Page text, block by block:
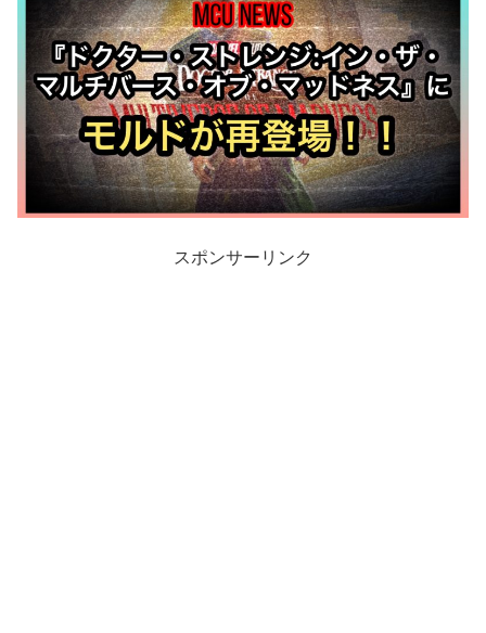
スポンサーリンク